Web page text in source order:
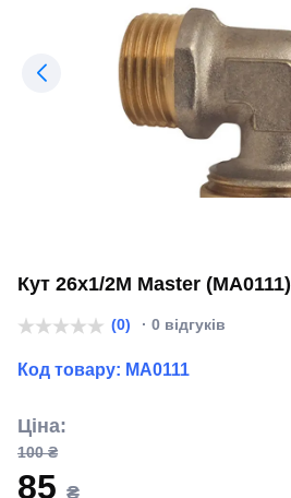
Кут 26x1/2M Master (MA0111)
(0) · 0 відгуків
Код товару: MA0111
Ціна:
100 ₴
85 ₴